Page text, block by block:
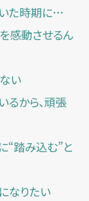
いた時期に…
感動させるん
い
るから、頑張
“踏み込む”と
なりたい